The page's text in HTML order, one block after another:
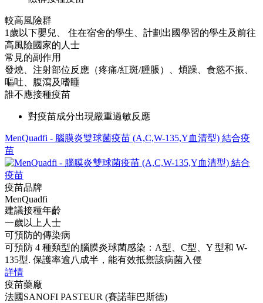
較高風險群
1歲以下嬰兒、 住在宿舍的學生、計劃出國學習的學生及前往
高風險國家的人士
常見的副作用
發燒、注射部位反應（疼痛/紅斑/腫脹）、煩躁、食慾不振、
嘔吐、腹瀉及嗜睡
誰不應接種疫苗
對疫苗成分出現嚴重過敏反應
MenQuadfi - 腦膜炎雙球菌疫苗 (A,C,W-135,Y血清型) 結合疫
苗
疫苗品牌
MenQuadfi
建議接種年齡
一歲以上人士
可預防的傳染病
可預防 4 種類型的腦膜炎球菌感染：A型、C型、Y 型和 W-
135型. 保護率逾八成半，能有效抵禦該病菌入侵
詳情
疫苗藥廠
法國SANOFI PASTEUR (賽諾菲巴斯德)